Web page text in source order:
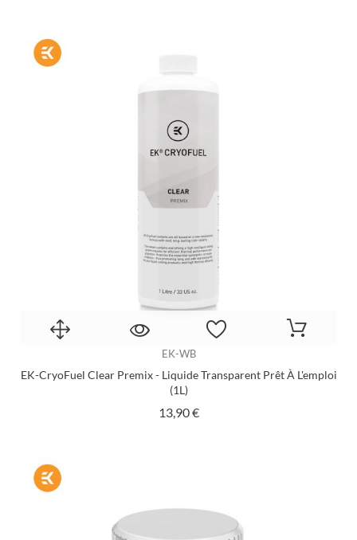
EK-WB
EK-CryoFuel Clear Premix - Liquide Transparent Prêt À L'emploi
(1L)
13,90 €Prix